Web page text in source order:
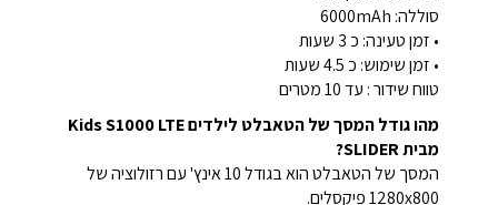
סוללה: 6000mAh
• זמן טעינה: כ 3 שעות
• זמן שימוש: כ 4.5 שעות
טווח שידור : עד 10 מטרים
מהו גודל המסך של הטאבלט לילדים Kids S1000 LTE
מבית SLIDER?
המסך של הטאבלט הוא בגודל 10 אינץ' עם רזולוציה של
1280x800 פיקסלים.